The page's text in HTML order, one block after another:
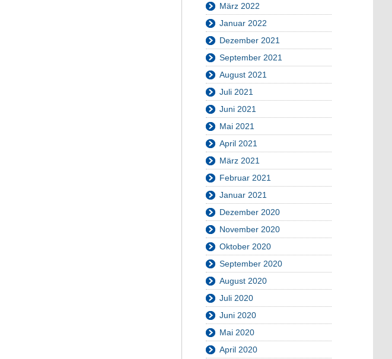
März 2022
Januar 2022
Dezember 2021
September 2021
August 2021
Juli 2021
Juni 2021
Mai 2021
April 2021
März 2021
Februar 2021
Januar 2021
Dezember 2020
November 2020
Oktober 2020
September 2020
August 2020
Juli 2020
Juni 2020
Mai 2020
April 2020